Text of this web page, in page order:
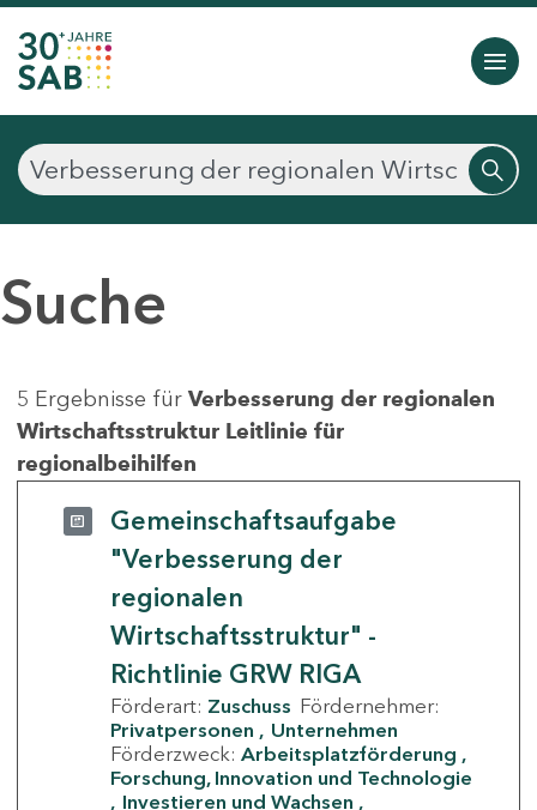
Suche
5 Ergebnisse für Verbesserung der regionalen
Wirtschaftsstruktur Leitlinie für
regionalbeihilfen
Gemeinschaftsaufgabe
"Verbesserung der
regionalen
Wirtschaftsstruktur" -
Richtlinie GRW RIGA
Förderart: Zuschuss Fördernehmer:
Privatpersonen
Unternehmen
Förderzweck: Arbeitsplatzförderung
Forschung, Innovation und Technologie
Investieren und Wachsen